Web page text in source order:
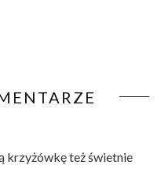
krzyżówkęteż świetnie